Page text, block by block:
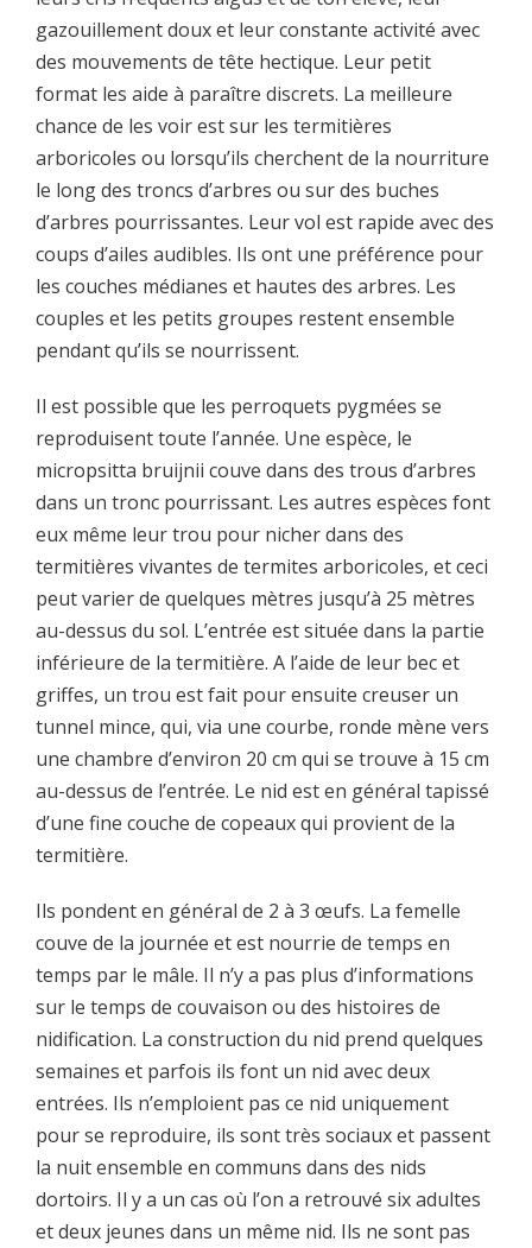
gazouillement doux et leur constante activité avec
des mouvements de tête hectique. Leur petit
format les aide à paraître discrets. La meilleure
chance de les voir est sur les termitières
arboricoles ou lorsqu’ils cherchent de la nourriture
le long des troncs d’arbres ou sur des buches
d’arbres pourrissantes. Leur vol est rapide avec des
coups d’ailes audibles. Ils ont une préférence pour
les couches médianes et hautes des arbres. Les
couples et les petits groupes restent ensemble
pendant qu’ils se nourrissent.
Il est possible que les perroquets pygmées se
reproduisent toute l’année. Une espèce, le
micropsitta bruijnii couve dans des trous d’arbres
dans un tronc pourrissant. Les autres espèces font
eux même leur trou pour nicher dans des
termitières vivantes de termites arboricoles, et ceci
peut varier de quelques mètres jusqu’à 25 mètres
au-dessus du sol. L’entrée est située dans la partie
inférieure de la termitière. A l’aide de leur bec et
griffes, un trou est fait pour ensuite creuser un
tunnel mince, qui, via une courbe, ronde mène vers
une chambre d’environ 20 cm qui se trouve à 15 cm
au-dessus de l’entrée. Le nid est en général tapissé
d’une fine couche de copeaux qui provient de la
termitière.
Ils pondent en général de 2 à 3 œufs. La femelle
couve de la journée et est nourrie de temps en
temps par le mâle. Il n’y a pas plus d’informations
sur le temps de couvaison ou des histoires de
nidification. La construction du nid prend quelques
semaines et parfois ils font un nid avec deux
entrées. Ils n’emploient pas ce nid uniquement
pour se reproduire, ils sont très sociaux et passent
la nuit ensemble en communs dans des nids
dortoirs. Il y a un cas où l’on a retrouvé six adultes
et deux jeunes dans un même nid. Ils ne sont pas